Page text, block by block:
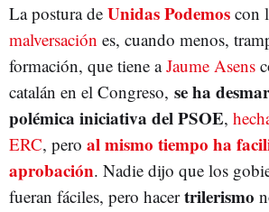
La postura de Unidas Podemos con
malversación es, cuando menos,
formación, que tiene aJaume Asens
catalán en el Congreso, se ha
polémica iniciativa del PSOE,
ERC, pero al mismo tiempo ha
aprobación. Nadie dijo que los
fueran fáciles, pero hacertrilerismo